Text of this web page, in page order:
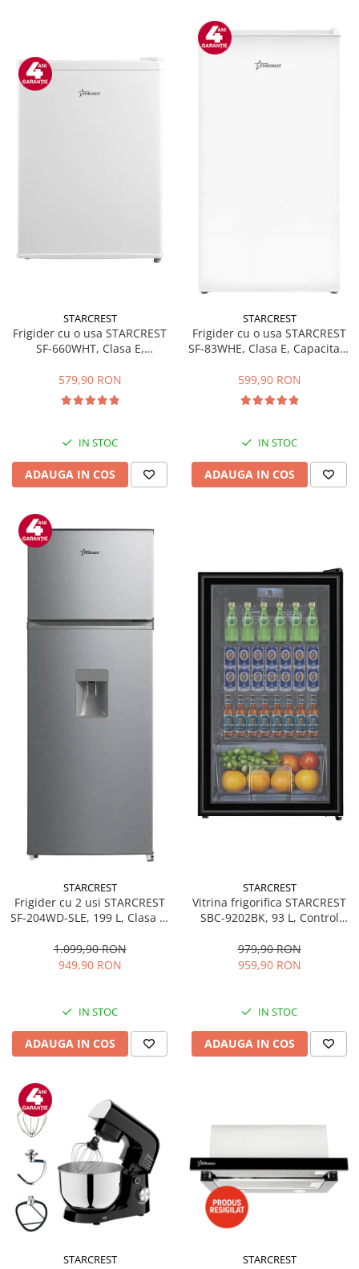
STARCREST
Frigider cu o usa STARCREST
SF-660WHT, Clasa E,
579,90 RON
IN STOC
ADAUGA IN COS
STARCREST
Frigider cu o usa STARCREST
SF-83WHE, Clasa E, Capacitate
Compartiment gheata, H 85
cm, Alb
599,90 RON
IN STOC
ADAUGA IN COS
STARCREST
Frigider cu 2 usi STARCREST
SF-204WD-SLE, 199 L, Clasa E,
Termostat Ajustabil, Usi
reversibile, H 143 cm, Argintiu
1.099,90 RON
949,90 RON
IN STOC
ADAUGA IN COS
STARCREST
Vitrina frigorifica STARCREST
SBC-9202BK, 93 L, Control
83.2 cm, Negru
979,90 RON
959,90 RON
IN STOC
ADAUGA IN COS
STARCREST STARCREST